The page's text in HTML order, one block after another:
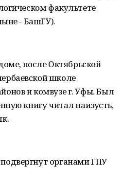
факультете
- БашГУ).
после Октябрьской
школе
и комвузе г. Уфы. Был
книгу читал наизусть,
органами ГПУ